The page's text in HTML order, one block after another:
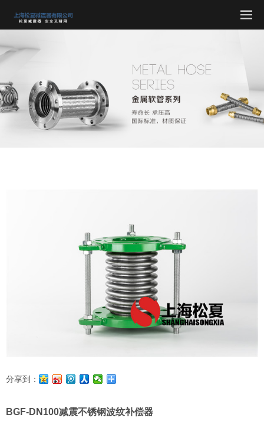
分享到：
BGF-DN100减震不锈钢波纹补偿器